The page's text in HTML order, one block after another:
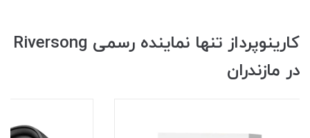
کارینوپرداز تنها نماینده رسمی Riversong
در مازندران